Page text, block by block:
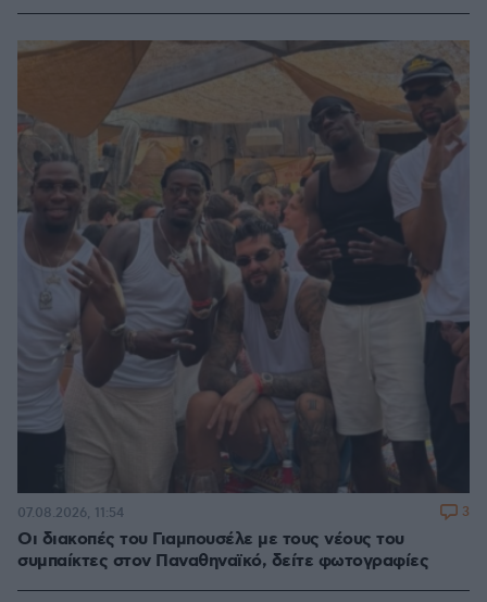
Οι διακοπές του Γιαμπουσέλε με τους νέους του
συμπαίκτες στον Παναθηναϊκό, δείτε φωτογραφίες
07.08.2026, 11:54 3